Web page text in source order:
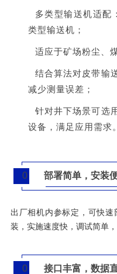
多类型输送机适配
类型输送机；
适应于矿场粉尘、
结合算法对皮带输
减少测量误差；
针对井下场景可选
设备，满足应用需求。
0
3
部署简单，安装
出厂相机内参标定，可快
装，实施速度快，调试简单
0
接口丰富，数据